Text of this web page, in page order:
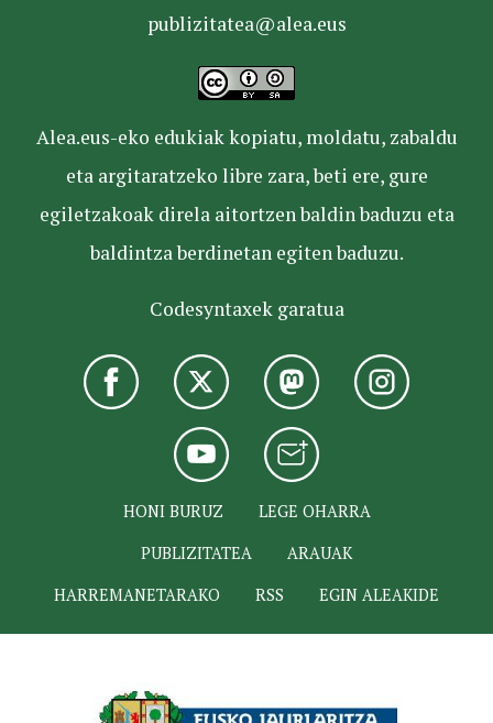
publizitatea@alea.eus
Alea.eus-eko edukiak kopiatu, moldatu, zabaldu
eta argitaratzeko libre zara, beti ere, gure
egiletzakoak direla aitortzen baldin baduzu eta
baldintza berdinetan egiten baduzu.
Codesyntaxek garatua
HONI BURUZ
LEGE OHARRA
PUBLIZITATEA
ARAUAK
HARREMANETARAKO
RSS EGIN ALEAKIDE